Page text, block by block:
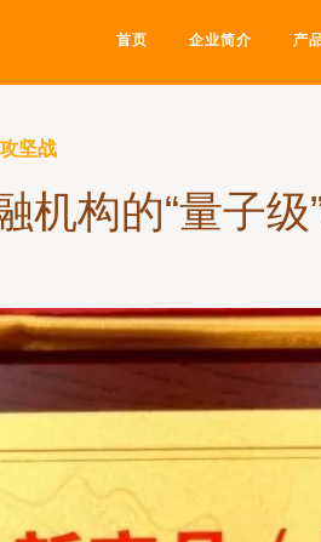
首页 企业简介 产
坚战
机构的“量子级